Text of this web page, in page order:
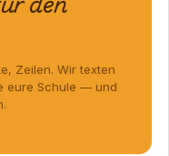
Zeilen. Wir texten
eure Schule — und